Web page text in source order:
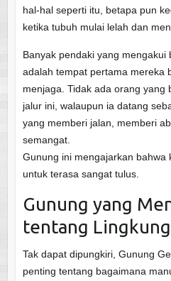
hal-hal seperti itu, betapa pun
ketika tubuh mulai lelah dan
Banyak pendaki yang mengakui
adalah tempat pertama mereka
menjaga. Tidak ada orang yang
jalur ini, walaupun ia datang
yang memberi jalan, memberi
semangat.
Gunung ini mengajarkan bahwa
untuk terasa sangat tulus.
Gunung yang
tentang
Tak dapat dipungkiri, Gunung
penting tentang bagaimana